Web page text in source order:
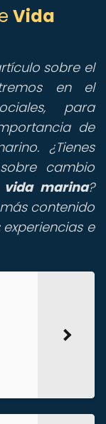
Vida
sobre el
en el
para
de
¿Tienes
cambio
vida marina?
contenido
e